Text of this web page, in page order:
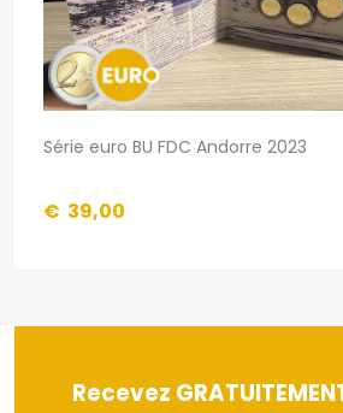
Série euro BU FDC Andorre 2023
€ 39,00
Recevez